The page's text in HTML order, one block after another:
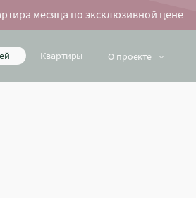
месяца по эксклюзивной цене
Квартиры О проекте